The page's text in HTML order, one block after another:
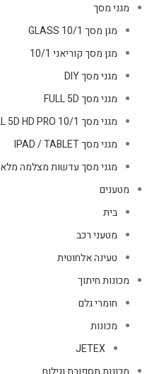
מגני מסך
מגן מסך GLASS 10/1
מגן מסך קוריאני 10/1
מגני מסך DIY
מגני מסך FULL 5D
מגני מסך FULL 5D HD PRO 10/1
מגני מסך IPAD / TABLET
מגני מסך עדשות מצלמה מלא
מטענים
בית
מטעני רכב
טעינה אלחוטית
מכונות חיתוך
חומרי גלם
מכונות
JETEX